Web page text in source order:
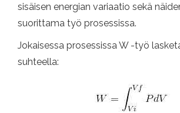
sisäisen energian variaatio sekä
suorittama työ prosessissa.
Jokaisessa prosessissa W -työ
suhteella: